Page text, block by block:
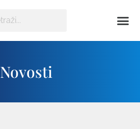
Novosti